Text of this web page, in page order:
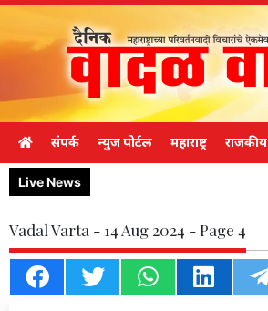
संपर्क न्युज पोर्टल महाराष्ट्र राजकीय
Live News
Vadal Varta - 14 Aug 2024 - Page 4